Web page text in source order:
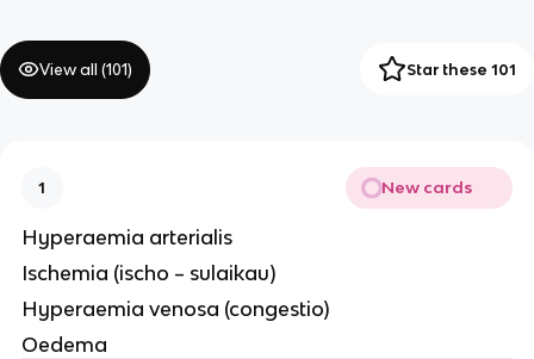
View all (101) Star these 101
1 New cards
Hyperaemia arterialis
Ischemia (ischo – sulaikau)
Hyperaemia venosa (congestio)
Oedema